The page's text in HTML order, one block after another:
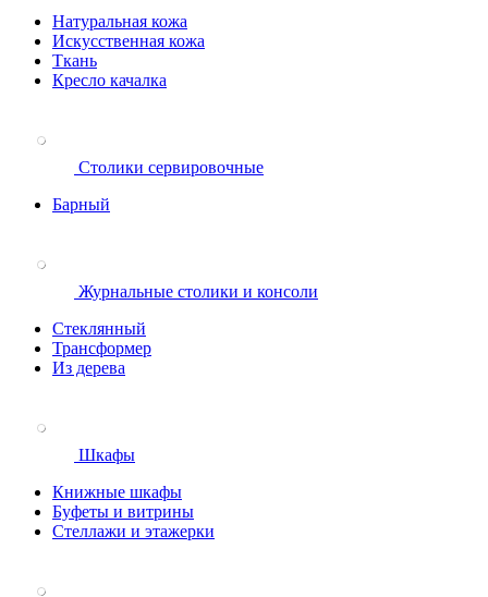
Натуральная кожа
Искусственная кожа
Ткань
Кресло качалка
Столики сервировочные
Барный
Журнальные столики и консоли
Стеклянный
Трансформер
Из дерева
Шкафы
Книжные шкафы
Буфеты и витрины
Стеллажи и этажерки